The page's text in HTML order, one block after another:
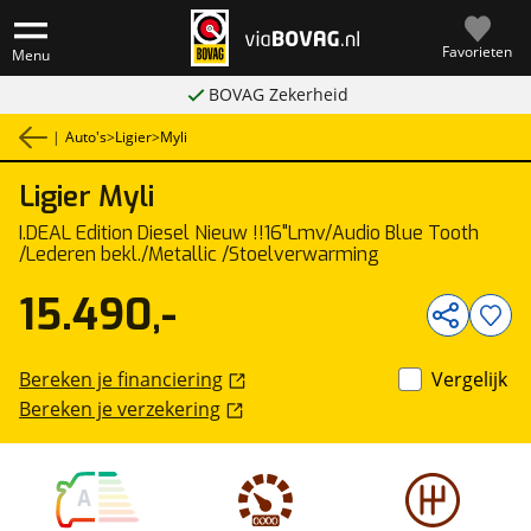
Menu Favorieten
BOVAG Zekerheid
| Auto's>Ligier>Myli
Ligier Myli
I.DEAL Edition Diesel Nieuw !!16"Lmv/Audio Blue Tooth
/Lederen bekl./Metallic /Stoelverwarming
A
15.490,-
Bereken je financiering
Bereken je verzekering
Vergelijk